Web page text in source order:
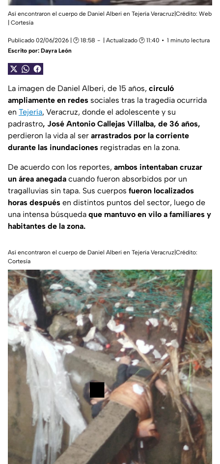
Así encontraron el cuerpo de Daniel Alberi en Tejería Veracruz|Crédito: Web
| Cortesía
Publicado 02/06/2026 | 🕑 18:58 | Actualizado 🕑 11:40
1 minuto lectura
Escrito por: Dayra León
La imagen de Daniel Alberi, de 15 años, circuló
ampliamente en redes sociales tras la tragedia ocurrida
en Tejería, Veracruz, donde el adolescente y su
padrastro, José Antonio Callejas Villalba, de 36 años,
perdieron la vida al ser arrastrados por la corriente
durante las inundaciones registradas en la zona.
De acuerdo con los reportes, ambos intentaban cruzar
un área anegada cuando fueron absorbidos por un
tragalluvias sin tapa. Sus cuerpos fueron localizados
horas después en distintos puntos del sector, luego de
una intensa búsqueda que mantuvo en vilo a familiares y
habitantes de la zona.
Así encontraron el cuerpo de Daniel Alberi en Tejería Veracruz|Crédito:
Cortesía